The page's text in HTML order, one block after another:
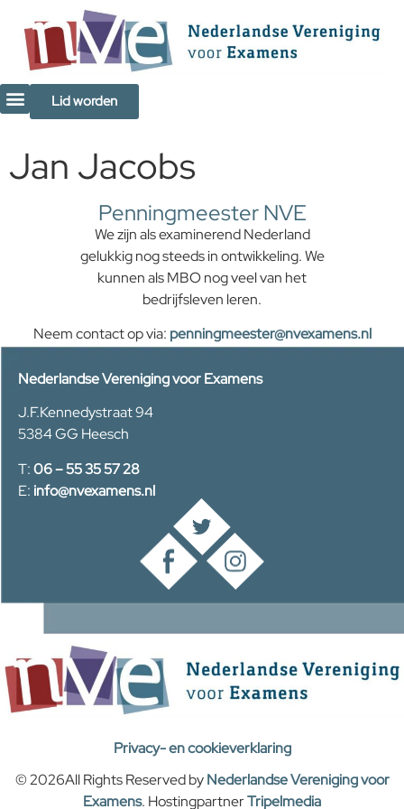
inhoud
Lid worden
Jan Jacobs
Penningmeester NVE
We zijn als examinerend Nederland
gelukkig nog steeds in ontwikkeling. We
kunnen als MBO nog veel van het
bedrijfsleven leren.
Neem contact op via: penningmeester@nvexamens.nl
Nederlandse Vereniging voor Examens
J.F.Kennedystraat 94
5384 GG Heesch
T:06 – 55 35 57 28
E:info@nvexamens.nl
Privacy- en cookieverklaring
© 2026All Rights Reserved byNederlandse Vereniging voor
Examens. HostingpartnerTripelmedia